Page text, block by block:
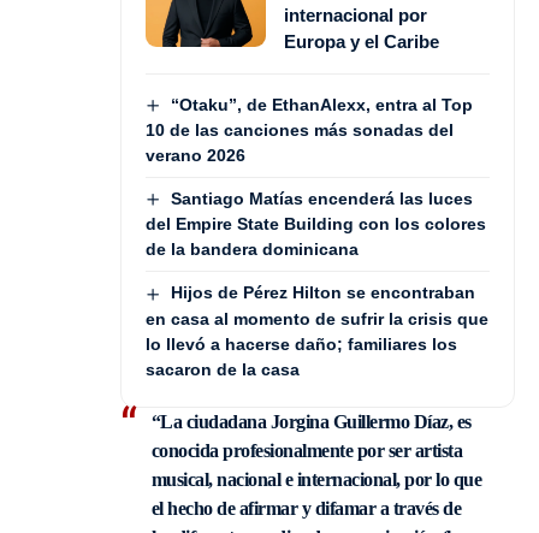
internacional por
Europa y el Caribe
“Otaku”, de EthanAlexx, entra al Top
10 de las canciones más sonadas del
verano 2026
Santiago Matías encenderá las luces
del Empire State Building con los colores
de la bandera dominicana
Hijos de Pérez Hilton se encontraban
en casa al momento de sufrir la crisis que
lo llevó a hacerse daño; familiares los
sacaron de la casa
“La ciudadana Jorgina Guillermo Díaz, es
conocida profesionalmente por ser artista
musical, nacional e internacional, por lo que
el hecho de afirmar y difamar a través de